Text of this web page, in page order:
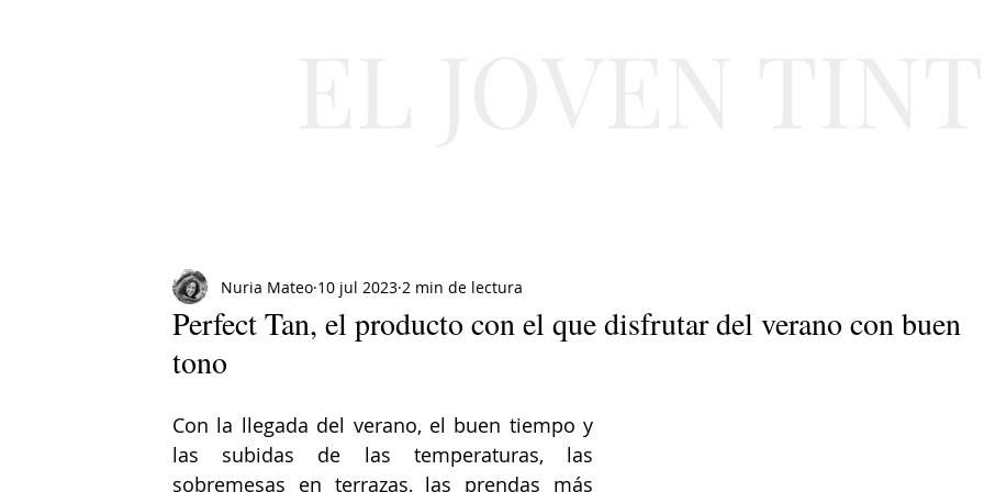
Perfect Tan, el producto con el que disfrutar del verano con buen
tono
Nuria Mateo 10 jul 2023 2 min de lectura
Con la llegada del verano, el buen tiempo y
las subidas de las temperaturas, las
sobremesas en terrazas, las prendas más